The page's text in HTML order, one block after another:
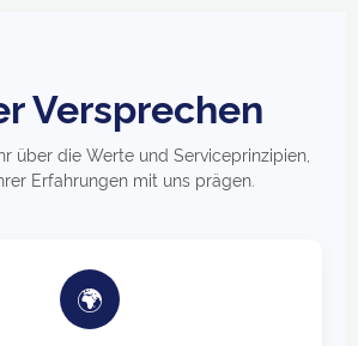
Versprechen
über die Werte und Serviceprinzipien,
Erfahrungen mit uns prägen.
🌍